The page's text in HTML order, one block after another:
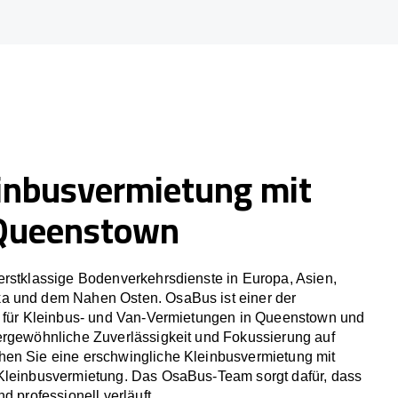
mit
Bodenverkehrsdienste in Europa, Asien,
und dem Nahen Osten. OsaBus ist einer der
Kleinbus- und Van-Vermietungen in Queenstown und
Zuverlässigkeit und Fokussierung auf
Sie eine erschwingliche Kleinbusvermietung mit
Das OsaBus-Team sorgt dafür, dass